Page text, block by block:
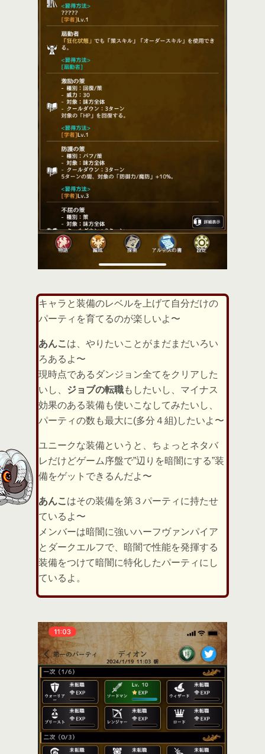
キャラと装備のレベルを上げて自分だけの
パーティを育てるのが楽しいよ〜
あんこ は、やりたいことがまだまだいろい
ろあるよ〜
現時点であるダンジョン全てをクリアした
いし、 ジョブの転職もしたいし、マイナス
効果のある装備も使いこなしてみたいし、
パーティの数も最大に(多分４組)したいよ〜
ユニークな装備というと、ちょっとネタバ
レだけどゲーム序盤で”辺りを暗闇にする”装
備をゲットできるんだよ〜
あんこ はその装備を第３パーティに持たせ
ているよ〜
メンバーは暗闇に強いハーフヴァンパイア
とダークエルフで、暗闇で性能を発揮する
装備をつけて暗闇に特化したパーティにし
ているよ。